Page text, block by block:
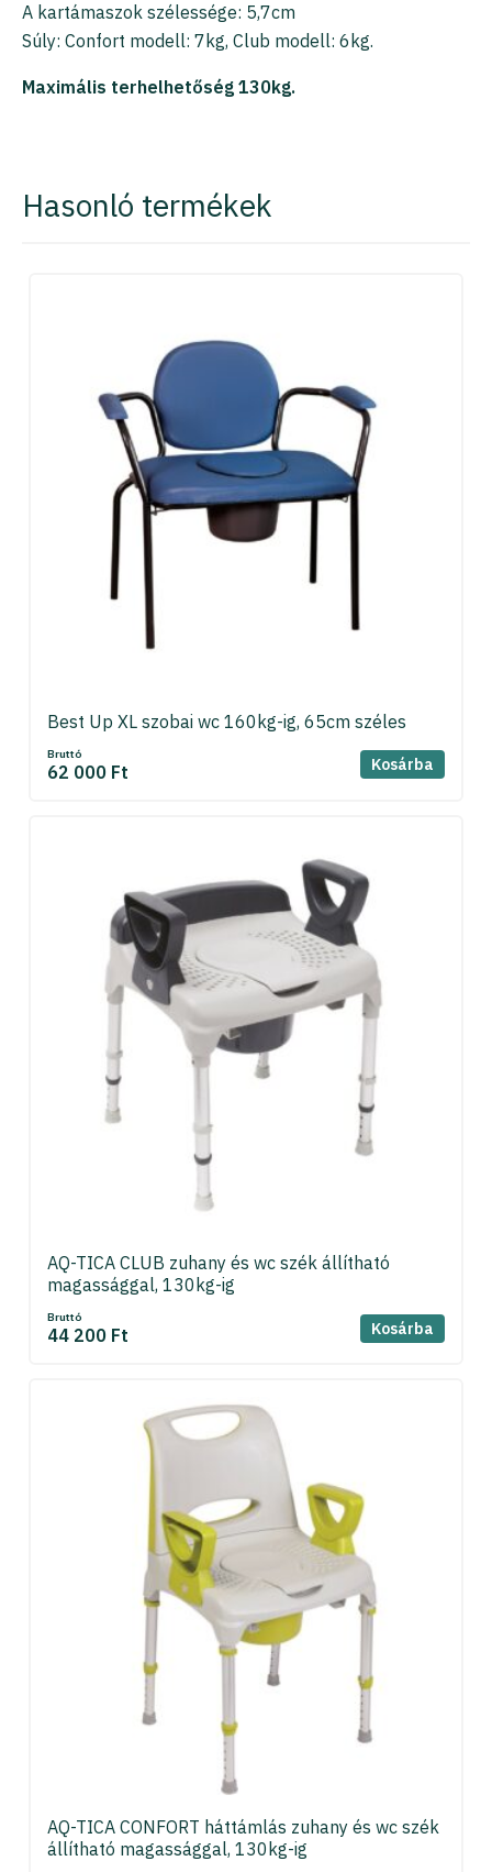
A kartámaszok szélessége: 5,7cm
Súly: Confort modell: 7kg, Club modell: 6kg.
Maximális terhelhetőség 130kg.
Hasonló termékek
Best Up XL szobai wc 160kg-ig, 65cm széles
Bruttó
62 000 Ft Kosárba
AQ-TICA CLUB zuhany és wc szék állítható
magassággal, 130kg-ig
Bruttó
44 200 Ft Kosárba
AQ-TICA CONFORT háttámlás zuhany és wc szék
állítható magassággal, 130kg-ig